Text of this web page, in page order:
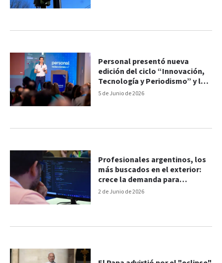
5 de Junio de 2026
Personal presentó nueva
edición del ciclo “Innovación,
Tecnología y Periodismo” y la
actualización de la guía
2 de Junio de 2026
Profesionales argentinos, los
más buscados en el exterior:
crece la demanda para
empleos de tecnología e IA